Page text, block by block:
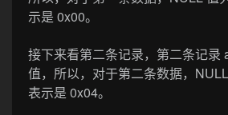
示是 0x00。
接下来看第二条记录，第二条记录
值，所以，对于第二条数据，
表示是 0x04。